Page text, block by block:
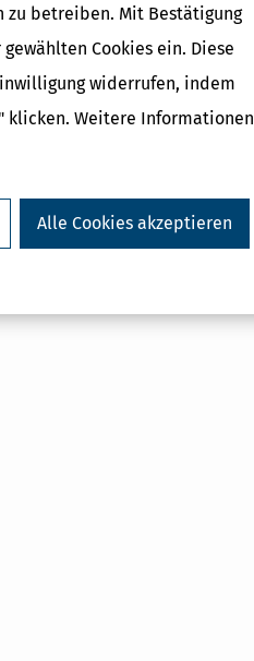
betreiben. Mit Bestätigung
Cookies ein. Diese
widerrufen, indem
klicken. Weitere Informationen
Alle Cookies akzeptieren